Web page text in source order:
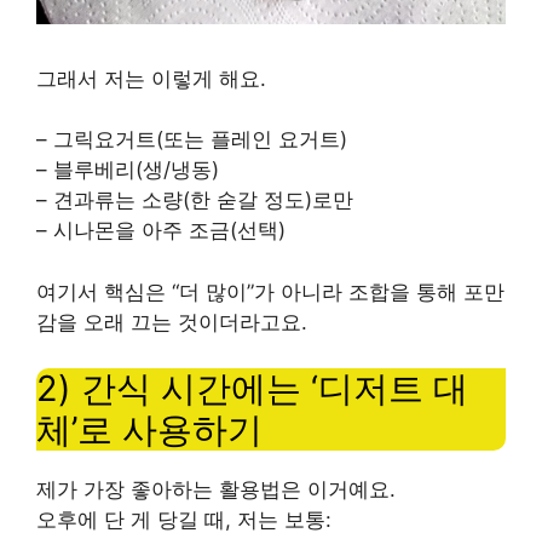
그래서 저는 이렇게 해요.
– 그릭요거트(또는 플레인 요거트)
– 블루베리(생/냉동)
– 견과류는 소량(한 숟갈 정도)로만
– 시나몬을 아주 조금(선택)
여기서 핵심은 “더 많이”가 아니라 조합을 통해 포만
감을 오래 끄는 것이더라고요.
2) 간식 시간에는 ‘디저트 대
체’로 사용하기
제가 가장 좋아하는 활용법은 이거예요.
오후에 단 게 당길 때, 저는 보통: